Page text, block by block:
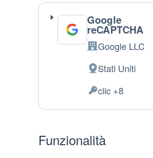
Google
reCAPTCHA
Azienda:
Google LLC
Luogo
del
Stati Uniti
Dati
Personali
clic +8
Funzionalità